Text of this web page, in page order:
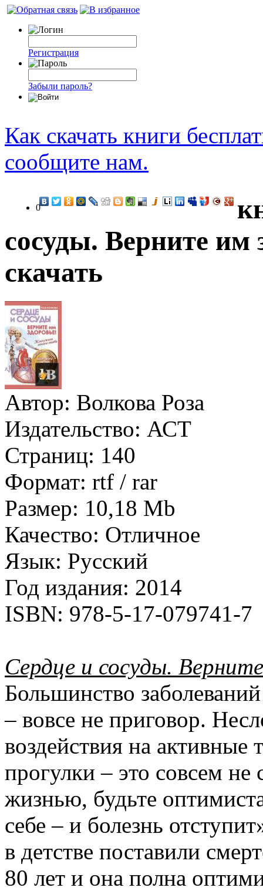
Регистрация
Забыли пароль?
Как скачать книги
сообщите нам.
0
сосуды. Верните им
скачать
Автор: Волкова Роза
Издательство: АСТ
Страниц: 140
Формат: rtf / rar
Размер: 10,18 Mb
Качество: Отличное
Язык: Русский
Год издания: 2014
ISBN: 978-5-17-079741-7
Сердце и сосуды.
Большинство
– вовсе не приговор.
воздействия на активные
прогулки – это совсем
жизнью, будьте
себе – и болезнь
в детстве поставили
80 лет и она полна